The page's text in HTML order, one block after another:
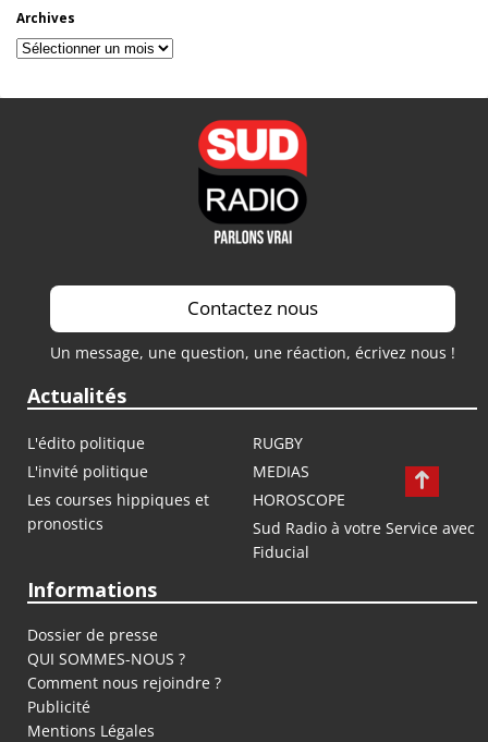
Archives
Archives
Contactez nous
Un message, une question, une réaction, écrivez nous !
Actualités
L'édito politique
RUGBY
L'invité politique
MEDIAS
Les courses hippiques et
pronostics
HOROSCOPE
Sud Radio à votre Service avec
Fiducial
Informations
Dossier de presse
QUI SOMMES-NOUS ?
Comment nous rejoindre ?
Publicité
Mentions Légales